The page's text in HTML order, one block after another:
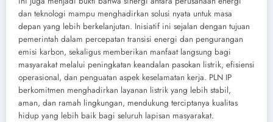
dan teknologi mampu menghadirkan solusi nyata untuk masa
depan yang lebih berkelanjutan. Inisiatif ini sejalan dengan tujuan
pemerintah dalam percepatan transisi energi dan pengurangan
emisi karbon, sekaligus memberikan manfaat langsung bagi
masyarakat melalui peningkatan keandalan pasokan listrik, efisiensi
operasional, dan penguatan aspek keselamatan kerja. PLN IP
berkomitmen menghadirkan layanan listrik yang lebih stabil,
aman, dan ramah lingkungan, mendukung terciptanya kualitas
hidup yang lebih baik bagi seluruh lapisan masyarakat.